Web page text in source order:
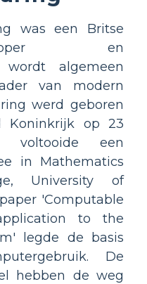
was een Britse
en
algemeen
van modern
werd geboren
Koninkrijk op 23
voltooide een
in Mathematics
University of
'Computable
to the
legde de basis
De
hebben de weg